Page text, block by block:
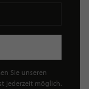
Sie unseren
jederzeit möglich.